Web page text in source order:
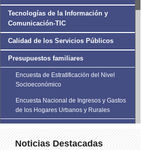
Tecnologías de la Información y
Comunicación-TIC
Calidad de los Servicios Públicos
Presupuestos familiares
Encuesta de Estratificación del Nivel
Socioeconómico
Encuesta Nacional de Ingresos y Gastos
de los Hogares Urbanos y Rurales
Encuesta Nacional de Alquileres-
ENALQUI
Noticias Destacadas